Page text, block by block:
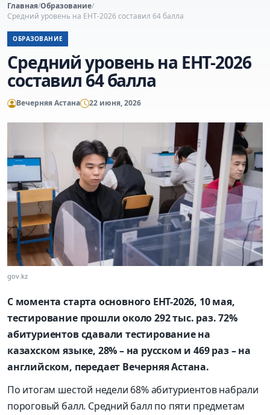
Главная/Образование/
Средний уровень на ЕНТ-2026 составил 64 балла
ОБРАЗОВАНИЕ
Средний уровень на ЕНТ-2026
составил 64 балла
Вечерняя Астана 22 июня, 2026
gov.kz
С момента старта основного ЕНТ-2026, 10 мая,
тестирование прошли около 292 тыс. раз. 72%
абитуриентов сдавали тестирование на
казахском языке, 28% – на русском и 469 раз – на
английском, передает Вечерняя Астана.
По итогам шестой недели 68% абитуриентов набрали
пороговый балл. Средний балл по пяти предметам